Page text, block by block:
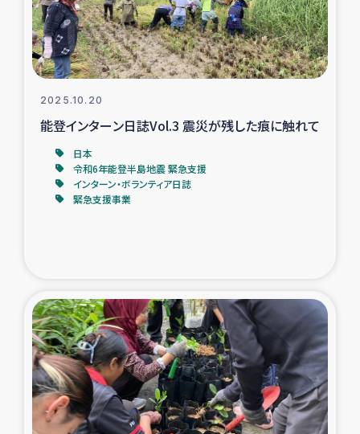
2025.10.20
能登インターン日誌Vol.3 震災が残した痕に触れて
日本
令和6年能登半島地震 緊急支援
インターン・ボランティア日誌
緊急支援事業